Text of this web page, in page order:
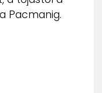
Pacmanig.